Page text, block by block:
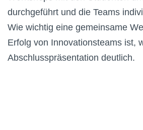
durchgeführt und die Teams
Wie wichtig eine gemeinsame
Erfolg von Innovationsteams ist,
Abschlusspräsentation deutlich.